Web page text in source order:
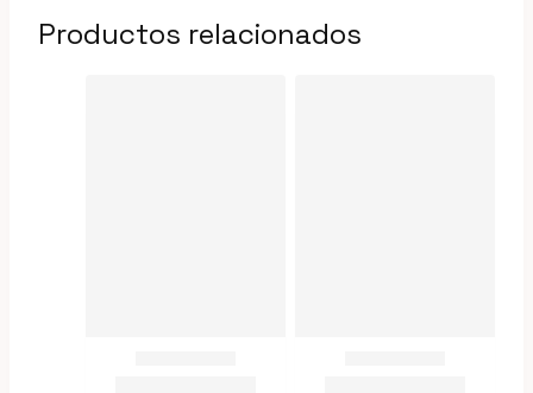
Productos relacionados